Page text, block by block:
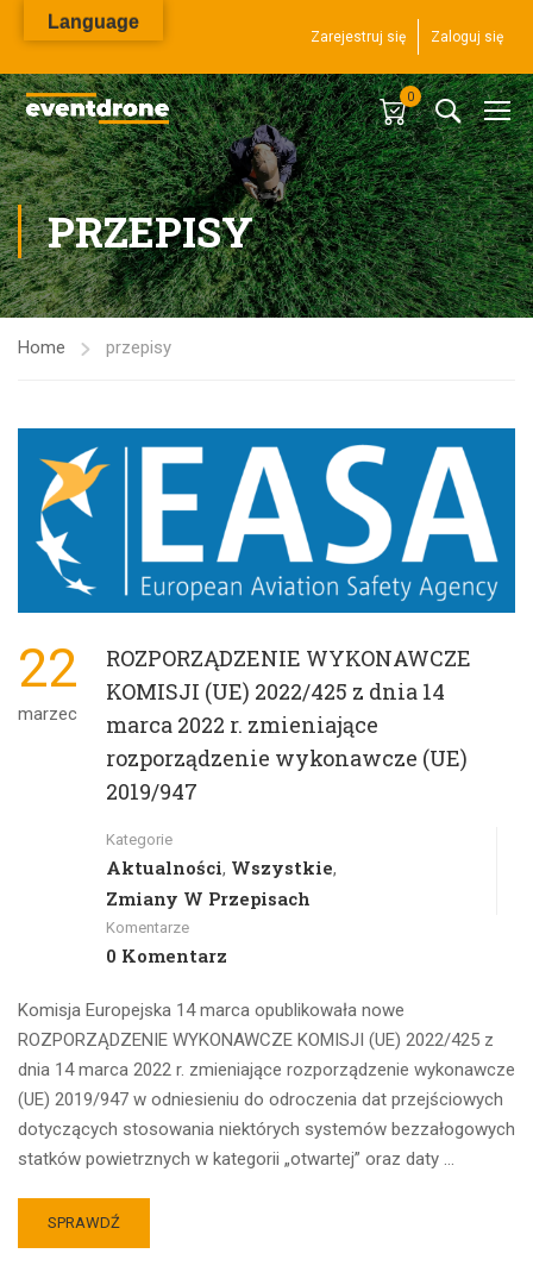
Zarejestruj się Zaloguj się
0
PRZEPISY
Home przepisy
22
marzec
ROZPORZĄDZENIE WYKONAWCZE
KOMISJI (UE) 2022/425 z dnia 14
marca 2022 r. zmieniające
rozporządzenie wykonawcze (UE)
2019/947
Kategorie
Aktualności, Wszystkie,
Zmiany W Przepisach
Komentarze
0 Komentarz
Komisja Europejska 14 marca opublikowała nowe
ROZPORZĄDZENIE WYKONAWCZE KOMISJI (UE) 2022/425 z
dnia 14 marca 2022 r. zmieniające rozporządzenie wykonawcze
(UE) 2019/947 w odniesieniu do odroczenia dat przejściowych
dotyczących stosowania niektórych systemów bezzałogowych
statków powietrznych w kategorii „otwartej” oraz daty …
SPRAWDŹ
Language